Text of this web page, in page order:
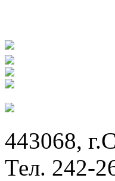
443068,
Тел. 242-